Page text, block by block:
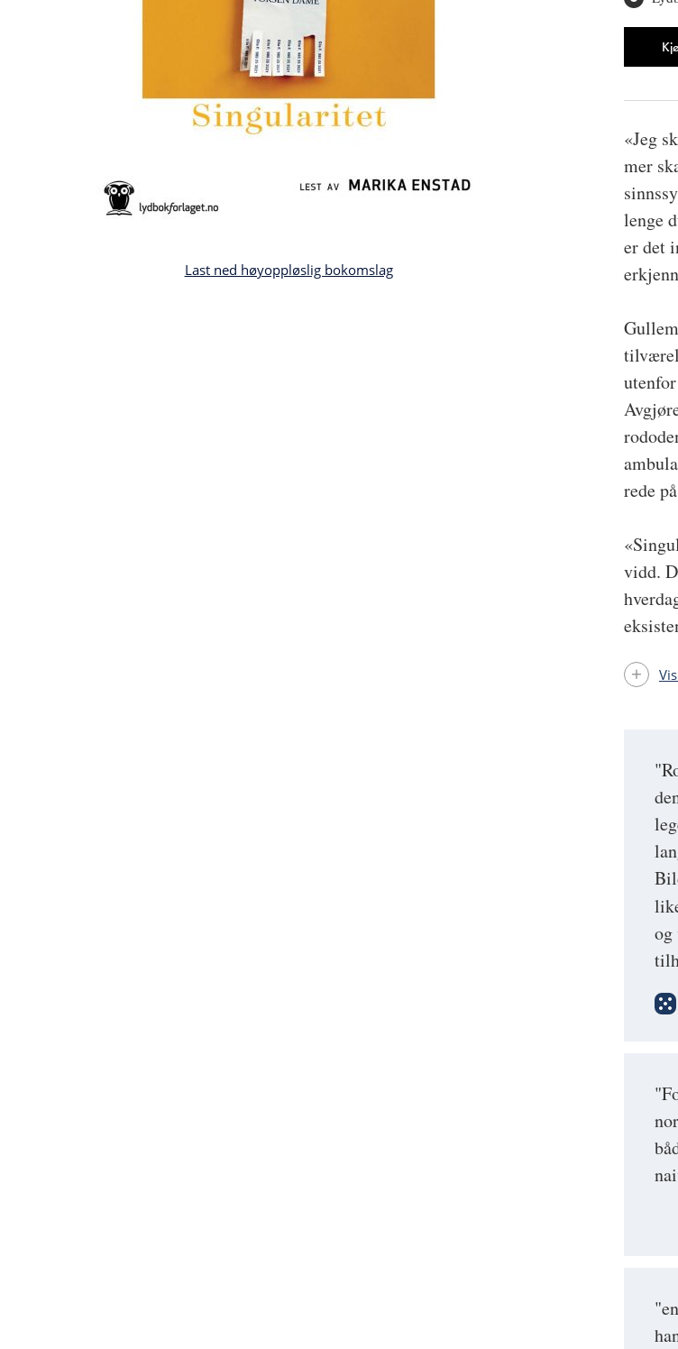
Last ned høyoppløslig bokomslag
og
«Jeg
mer
lenge
er det
rede
vidd.